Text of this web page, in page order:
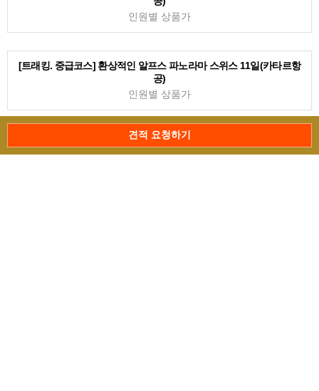
인원별 상품가
[트래킹. 중급코스] 환상적인 알프스 파노라마 스위스 11일(카타르항
공)
인원별 상품가
[트래킹. 중급코스] 독일알펜가도.오스트리아 티롤.이태리 돌로미테 9
일(독일항공 직항)
견적 요청하기